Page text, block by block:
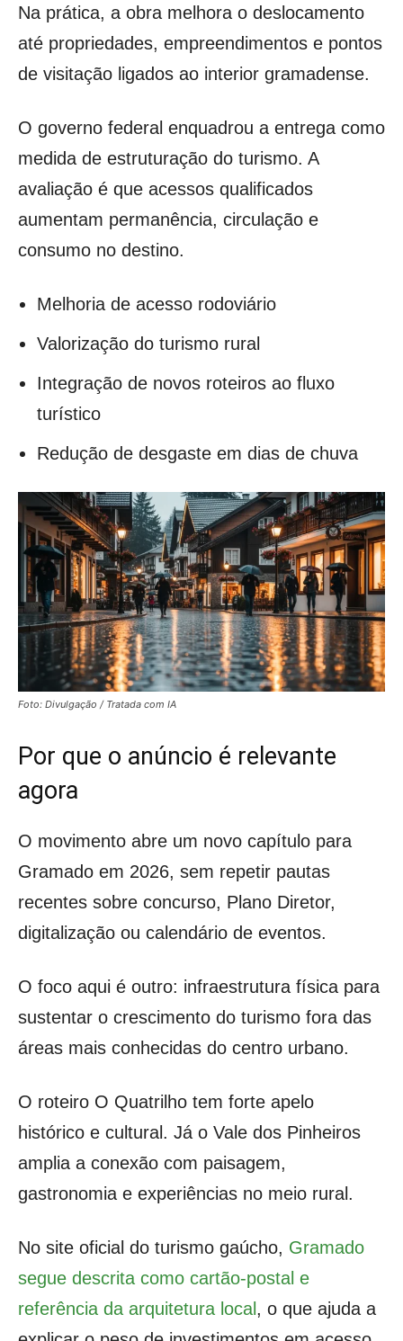
Na prática, a obra melhora o deslocamento
até propriedades, empreendimentos e pontos
de visitação ligados ao interior gramadense.
O governo federal enquadrou a entrega como
medida de estruturação do turismo. A
avaliação é que acessos qualificados
aumentam permanência, circulação e
consumo no destino.
Melhoria de acesso rodoviário
Valorização do turismo rural
Integração de novos roteiros ao fluxo
turístico
Redução de desgaste em dias de chuva
Foto: Divulgação / Tratada com IA
Por que o anúncio é relevante
agora
O movimento abre um novo capítulo para
Gramado em 2026, sem repetir pautas
recentes sobre concurso, Plano Diretor,
digitalização ou calendário de eventos.
O foco aqui é outro: infraestrutura física para
sustentar o crescimento do turismo fora das
áreas mais conhecidas do centro urbano.
O roteiro O Quatrilho tem forte apelo
histórico e cultural. Já o Vale dos Pinheiros
amplia a conexão com paisagem,
gastronomia e experiências no meio rural.
No site oficial do turismo gaúcho, Gramado
segue descrita como cartão-postal e
referência da arquitetura local , o que ajuda a